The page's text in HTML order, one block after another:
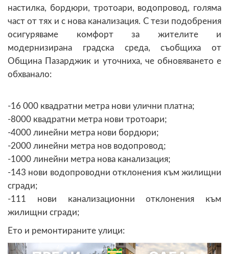
настилка, бордюри, тротоари, водопровод, голяма
част от тях и с нова канализация. С тези подобрения
осигуряваме комфорт за жителите и
модернизирана градска среда, съобщиха от
Община Пазарджик и уточниха, че обновяването е
обхванало:
-16 000 квадратни метра нови улични платна;
-8000 квадратни метра нови тротоари;
-4000 линейни метра нови бордюри;
-2000 линейни метра нов водопровод;
-1000 линейни метра нова канализация;
-143 нови водопроводни отклонения към жилищни
сгради;
-111 нови канализационни отклонения към
жилищни сгради;
Ето и ремонтираните улици: